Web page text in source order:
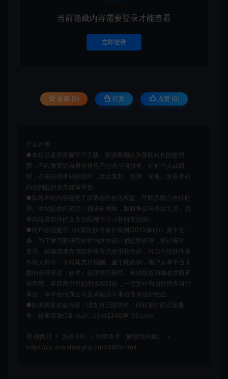
当前隐藏内容需要登录才能查看
立即登录
收藏 (0) 打赏 点赞 (0)
严正声明：
●本站仅提供资源学习下载，资源费用仅为赞助站长的整理
费，不代表资源自身价值也不包含任何服务。任何个人或组
织，在未征得本站同意时，禁止复制、盗用、采集、发布本站
内容到任何各类媒体平台。
●如若本站内容侵犯了原著者的合法权益，可联系我们进行处
理。本站提供的资源，都来自网络，版权争议与本站无关，所
有内容及软件的文章仅限用于学习和研究目的。
●用户必须遵守《计算机软件保护条例(2013修订)》第十七
条：为了学习和研究软件内含的设计思想和原理，通过安装、
显示、传输或者存储软件等方式使用软件的，可以不经软件著
作权人许可，不向其支付报酬。鉴于此条例，用户从本平台下
载的全部资源（软件）仅限学习研究，未经版权归属者授权不
得商用，若因商用引起的版权纠纷，一切责任均由使用者自行
承担，本平台所属公司及其雇员不承担任何法律责任。
●如果您喜欢该内容，请支持正版软件，得到更好的正版服
务。侵删请致信E-mail：cyb12340@163.com
创优邦 游戏专区
地牢杀手（解锁免内购）
https://cy.zhaishanghui.cn/44908.html